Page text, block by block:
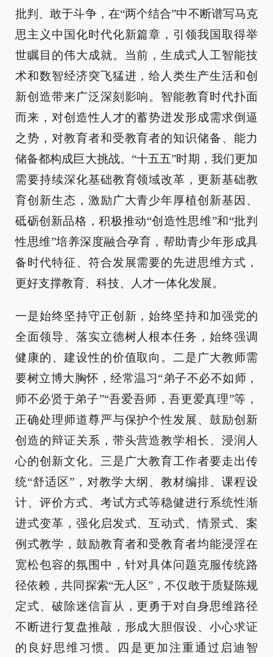
批判、敢于斗争，在“两个结合”中不断谱写马克
思主义中国化时代化新篇章，引领我国取得举
世瞩目的伟大成就。当前，生成式人工智能技
术和数智经济突飞猛进，给人类生产生活和创
新创造带来广泛深刻影响。智能教育时代扑面
而来，对创造性人才的蓄势迸发形成需求倒逼
之势，对教育者和受教育者的知识储备、能力
储备都构成巨大挑战。“十五五”时期，我们更加
需要持续深化基础教育领域改革，更新基础教
育创新生态，激励广大青少年厚植创新基因、
砥砺创新品格，积极推动“创造性思维”和“批判
性思维”培养深度融合孕育，帮助青少年形成具
备时代特征、符合发展需要的先进思维方式，
更好支撑教育、科技、人才一体化发展。
一是始终坚持守正创新，始终坚持和加强党的
全面领导、落实立德树人根本任务，始终强调
健康的、建设性的价值取向。二是广大教师需
要树立博大胸怀，经常温习“弟子不必不如师，
师不必贤于弟子”“吾爱吾师，吾更爱真理”等，
正确处理师道尊严与保护个性发展、鼓励创新
创造的辩证关系，带头营造教学相长、浸润人
心的创新文化。三是广大教育工作者要走出传
统“舒适区”，对教学大纲、教材编排、课程设
计、评价方式、考试方式等稳健进行系统性渐
进式变革，强化启发式、互动式、情景式、案
例式教学，鼓励教育者和受教育者均能浸淫在
宽松包容的氛围中，针对具体问题克服传统路
径依赖，共同探索“无人区”，不仅敢于质疑陈规
定式、破除迷信盲从，更勇于对自身思维路径
不断进行复盘推敲，形成大胆假设、小心求证
的良好思维习惯。四是更加注重通过启迪智